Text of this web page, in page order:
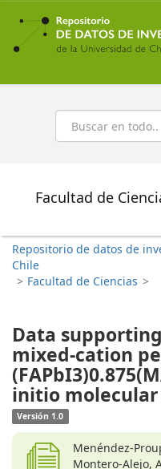
Ir
contenido
principal
Buscar
Facultad de
Repositorio de datos de
Chile
> Facultad de Ciencias >
Data
mixed-cation
initio
Versión 1.0
Menéndez-
Montero-Alejo,